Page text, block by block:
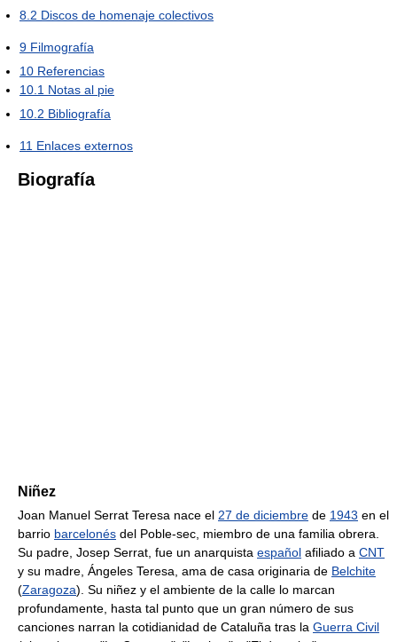
8.2 Discos de homenaje colectivos
9 Filmografía
10 Referencias
10.1 Notas al pie
10.2 Bibliografía
11 Enlaces externos
Biografía
Niñez
Joan Manuel Serrat Teresa nace el 27 de diciembre de 1943 en el
barrio barcelonés del Poble-sec, miembro de una familia obrera.
Su padre, Josep Serrat, fue un anarquista español afiliado a CNT
y su madre, Ángeles Teresa, ama de casa originaria de Belchite
(Zaragoza). Su niñez y el ambiente de la calle lo marcan
profundamente, hasta tal punto que un gran número de sus
canciones narran la cotidianidad de Cataluña tras la Guerra Civil